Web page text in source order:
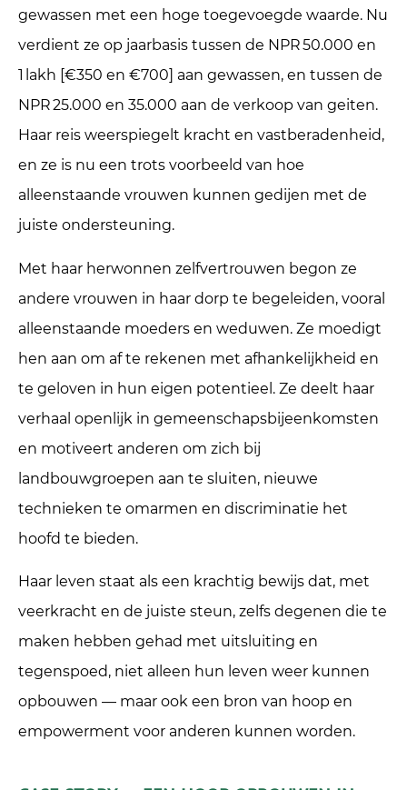
gewassen met een hoge toegevoegde waarde. Nu
verdient ze op jaarbasis tussen de NPR 50.000 en
1 lakh [€350 en €700] aan gewassen, en tussen de
NPR 25.000 en 35.000 aan de verkoop van geiten.
Haar reis weerspiegelt kracht en vastberadenheid,
en ze is nu een trots voorbeeld van hoe
alleenstaande vrouwen kunnen gedijen met de
juiste ondersteuning.
Met haar herwonnen zelfvertrouwen begon ze
andere vrouwen in haar dorp te begeleiden, vooral
alleenstaande moeders en weduwen. Ze moedigt
hen aan om af te rekenen met afhankelijkheid en
te geloven in hun eigen potentieel. Ze deelt haar
verhaal openlijk in gemeenschapsbijeenkomsten
en motiveert anderen om zich bij
landbouwgroepen aan te sluiten, nieuwe
technieken te omarmen en discriminatie het
hoofd te bieden.
Haar leven staat als een krachtig bewijs dat, met
veerkracht en de juiste steun, zelfs degenen die te
maken hebben gehad met uitsluiting en
tegenspoed, niet alleen hun leven weer kunnen
opbouwen — maar ook een bron van hoop en
empowerment voor anderen kunnen worden.